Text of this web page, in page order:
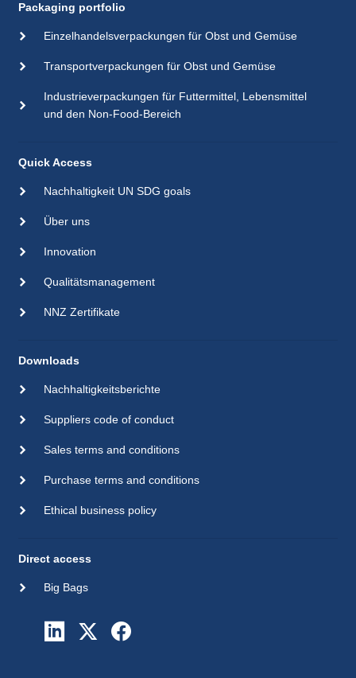
Packaging portfolio
Einzelhandelsverpackungen für Obst und Gemüse
Transportverpackungen für Obst und Gemüse
Industrieverpackungen für Futtermittel, Lebensmittel
und den Non-Food-Bereich
Quick Access
Nachhaltigkeit UN SDG goals
Über uns
Innovation
Qualitätsmanagement
NNZ Zertifikate
Downloads
Nachhaltigkeitsberichte
Suppliers code of conduct
Sales terms and conditions
Purchase terms and conditions
Ethical business policy
Direct access
Big Bags